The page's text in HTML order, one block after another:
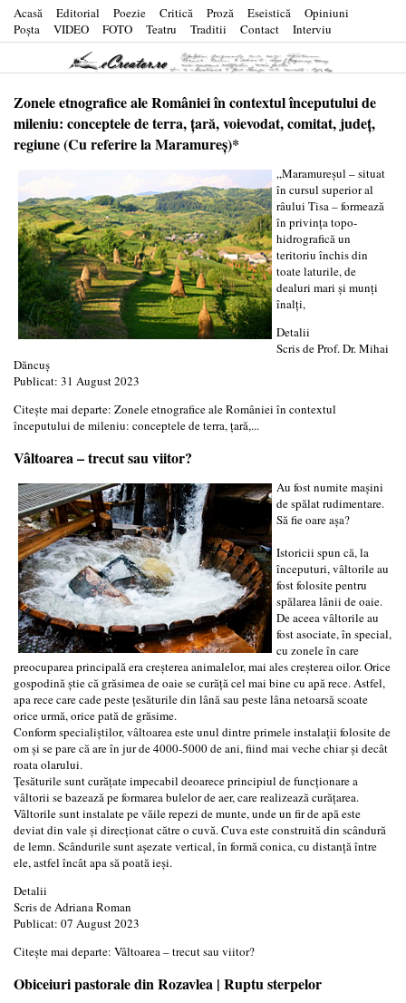
Acasă Editorial Poezie Critică Proză Eseistică
Opiniuni
Poşta
VIDEO FOTO Teatru Traditii Contact Interviu
Zonele etnografice ale României în contextul începutului de
mileniu: conceptele de terra, ţară, voievodat, comitat, judeţ,
regiune (Cu referire la Maramureş)*
„Maramureşul – situat
în cursul superior al
râului Tisa – formează
în privinţa topo-
hidrografică un
teritoriu închis din
toate laturile, de
dealuri mari şi munţi
înalţi,
Detalii
Scris deProf. Dr. Mihai
Dăncuş
Publicat: 31 August 2023
Citește mai departe: Zonele etnografice ale României în contextul
începutului de mileniu: conceptele de terra, ţară,...
Vâltoarea – trecut sau viitor?
Au fost numite mașini
de spălat rudimentare.
Să fie oare așa?
Istoricii spun că, la
începuturi, vâltorile au
fost folosite pentru
spălarea lânii de oaie.
De aceea vâltorile au
fost asociate, în special,
cu zonele în care
preocuparea principală era creșterea animalelor, mai ales creșterea oilor. Orice
gospodină știe că grăsimea de oaie se curăță cel mai bine cu apă rece. Astfel,
apa rece care cade peste țesăturile din lână sau peste lâna netoarsă scoate
orice urmă, orice pată de grăsime.
Conform specialiștilor, vâltoarea este unul dintre primele instalații folosite de
om și se pare că are în jur de 4000-5000 de ani, fiind mai veche chiar și decât
roata olarului.
Țesăturile sunt curățate impecabil deoarece principiul de funcționare a
vâltorii se bazează pe formarea bulelor de aer, care realizează curățarea.
Vâltorile sunt instalate pe văile repezi de munte, unde un fir de apă este
deviat din vale și direcționat către o cuvă. Cuva este construită din scândură
de lemn. Scândurile sunt așezate vertical, în formă conica, cu distanță între
ele, astfel încât apa să poată ieși.
Detalii
Scris deAdriana Roman
Publicat: 07 August 2023
Citește mai departe: Vâltoarea – trecut sau viitor?
Obiceiuri pastorale din Rozavlea | Ruptu sterpelor